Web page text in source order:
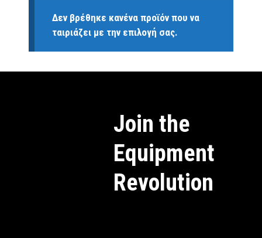
Δεν βρέθηκε κανένα προϊόν που να
ταιριάζει με την επιλογή σας.
Join the
Equipment
Revolution